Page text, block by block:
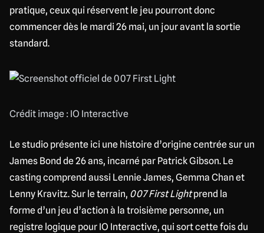
pratique, ceux qui réservent le jeu pourront donc
commencer dès le mardi 26 mai, un jour avant la sortie
standard.
Crédit image : IO Interactive
Le studio présente ici une histoire d’origine centrée sur un
James Bond de 26 ans, incarné par Patrick Gibson. Le
casting comprend aussi Lennie James, Gemma Chan et
Lenny Kravitz. Sur le terrain, 007 First Lightprend la
forme d’un jeu d’action à la troisième personne, un
registre logique pour IO Interactive, qui sort cette fois du